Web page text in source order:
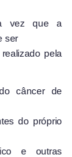
vez que a
ser
pela
câncer de
do próprio
e outras